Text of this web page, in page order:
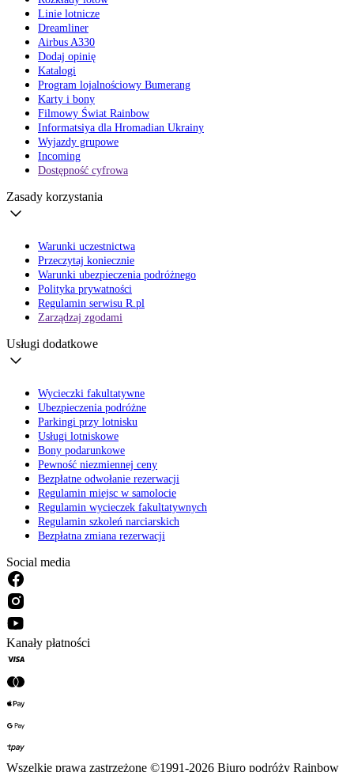
Linie lotnicze
Dreamliner
Airbus A330
Dodaj opinię
Katalogi
Program lojalnościowy Bumerang
Karty i bony
Filmowy Świat Rainbow
Informatsiya dla Hromadian Ukrainy
Wyjazdy grupowe
Incoming
Dostępność cyfrowa
Zasady korzystania
Warunki uczestnictwa
Przeczytaj koniecznie
Warunki ubezpieczenia podróżnego
Polityka prywatności
Regulamin serwisu R.pl
Zarządzaj zgodami
Usługi dodatkowe
Wycieczki fakultatywne
Ubezpieczenia podróżne
Parkingi przy lotnisku
Usługi lotniskowe
Bony podarunkowe
Pewność niezmiennej ceny
Bezpłatne odwołanie rezerwacji
Regulamin miejsc w samolocie
Regulamin wycieczek fakultatywnych
Regulamin szkoleń narciarskich
Bezpłatna zmiana rezerwacji
Social media
Kanały płatności
Wszelkie prawa zastrzeżone ©1991-2026 Biuro podróży Rainbow